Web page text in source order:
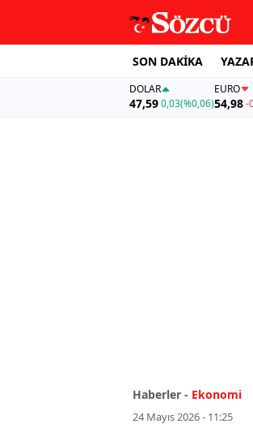
SON DAKİKA
DOLAR
47,590,03(%0,06)
EURO
54,98 -
Haberler - Ekonomi
24 Mayıs 2026 - 11:25